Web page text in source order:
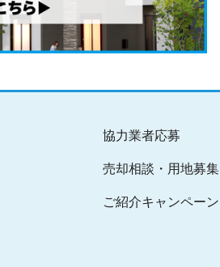
協力業者応募
売却相談・用地募集
ご紹介キャンペーン